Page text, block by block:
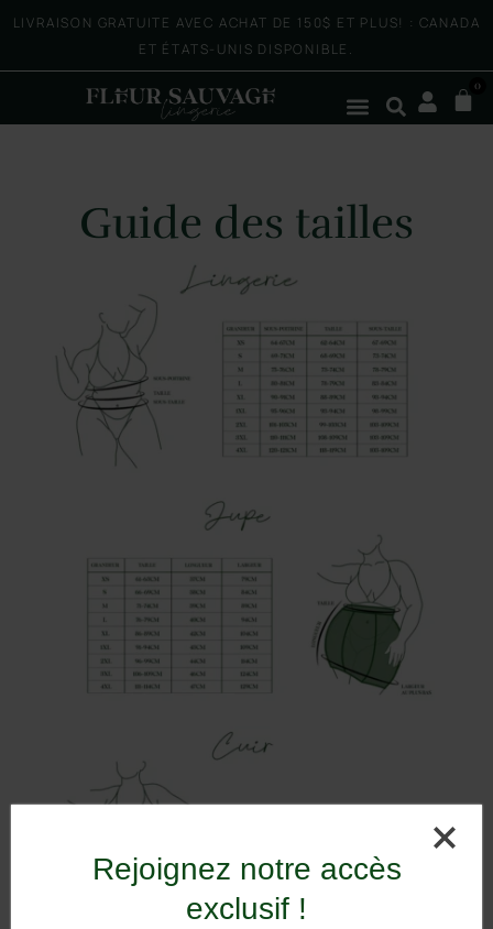
LIVRAISON GRATUITE AVEC ACHAT DE 150$ ET PLUS! : CANADA
ET ÉTATS-UNIS DISPONIBLE.
0
Guide des tailles
Rejoignez notre accès
exclusif !